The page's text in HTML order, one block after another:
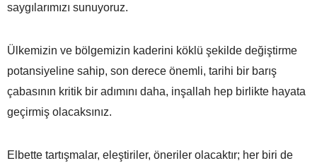
saygılarımızı sunuyoruz.
Ülkemizin ve bölgemizin kaderini köklü şekilde değiştirme
potansiyeline sahip, son derece önemli, tarihi bir barış
çabasının kritik bir adımını daha, inşallah hep birlikte hayata
geçirmiş olacaksınız.
Elbette tartışmalar, eleştiriler, öneriler olacaktır; her biri de